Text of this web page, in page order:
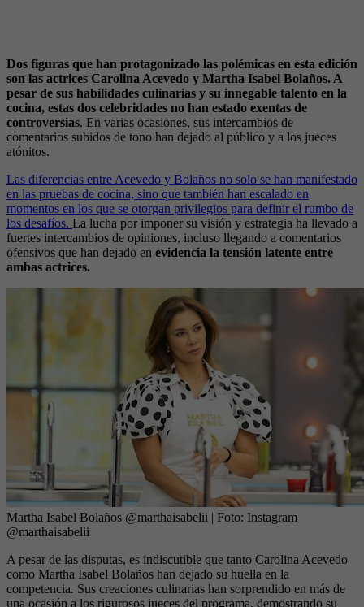
Dos figuras que han protagonizado las polémicas en esta edición
son las actrices Carolina Acevedo y Martha Isabel Bolaños. A
pesar de sus habilidades culinarias y su innegable talento en la
cocina, estas dos celebridades no han estado exentas de
controversias. En varias ocasiones, sus intercambios de
comentarios subidos de tono han dejado al público y a los jueces
atónitos.
Las diferencias entre Acevedo y Bolaños no solo se han manifestado
en las pruebas de cocina, sino que también han escalado en
momentos en los que se otorgan privilegios para definir el rumbo de
los desafíos. La lucha por imponer su visión y estrategia ha llevado a
fuertes intercambios de opiniones, incluso llegando a comentarios
ofensivos que han dejado en evidencia la tensión latente entre
ambas actrices.
Martha Isabel Bolaños @marthaisabelii | Foto: Instagram
@marthaisabelii
A pesar de las disputas, es indiscutible que tanto Carolina Acevedo
como Martha Isabel Bolaños han dejado su huella en la
competencia. Sus creaciones culinarias han sorprendido en más de
una ocasión a los rigurosos jueces del programa, demostrando su